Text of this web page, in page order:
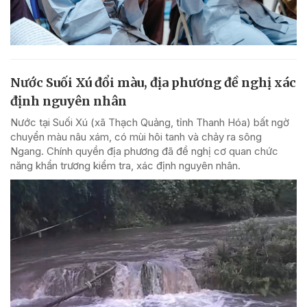
Nước Suối Xú đổi màu, địa phương đề nghị xác
định nguyên nhân
Nước tại Suối Xú (xã Thạch Quảng, tỉnh Thanh Hóa) bất ngờ
chuyển màu nâu xám, có mùi hôi tanh và chảy ra sông
Ngang. Chính quyền địa phương đã đề nghị cơ quan chức
năng khẩn trương kiểm tra, xác định nguyên nhân.